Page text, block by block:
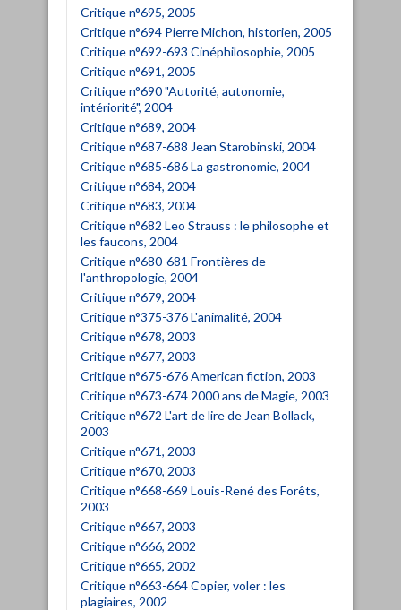
Critique n°695, 2005
Critique n°694 Pierre Michon, historien, 2005
Critique n°692-693 Cinéphilosophie, 2005
Critique n°691, 2005
Critique n°690 "Autorité, autonomie,
intériorité", 2004
Critique n°689, 2004
Critique n°687-688 Jean Starobinski, 2004
Critique n°685-686 La gastronomie, 2004
Critique n°684, 2004
Critique n°683, 2004
Critique n°682 Leo Strauss : le philosophe et
les faucons, 2004
Critique n°680-681 Frontières de
l'anthropologie, 2004
Critique n°679, 2004
Critique n°375-376 L'animalité, 2004
Critique n°678, 2003
Critique n°677, 2003
Critique n°675-676 American fiction, 2003
Critique n°673-674 2000 ans de Magie, 2003
Critique n°672 L'art de lire de Jean Bollack,
2003
Critique n°671, 2003
Critique n°670, 2003
Critique n°668-669 Louis-René des Forêts,
2003
Critique n°667, 2003
Critique n°666, 2002
Critique n°665, 2002
Critique n°663-664 Copier, voler : les
plagiaires, 2002